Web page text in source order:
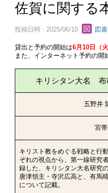
佐賀に関する
投稿日時 : 2025/06/10 図
貸出と予約の開始は6月10日（火
また、インターネット予約の開
キリシタン大名 布
五野井
宮
キリスト教をめぐる戦略と行
ぞれの視点から、第一線研究
録した、キリシタン大名研究の
唐津領主・寺沢広高と、有馬
について記載。